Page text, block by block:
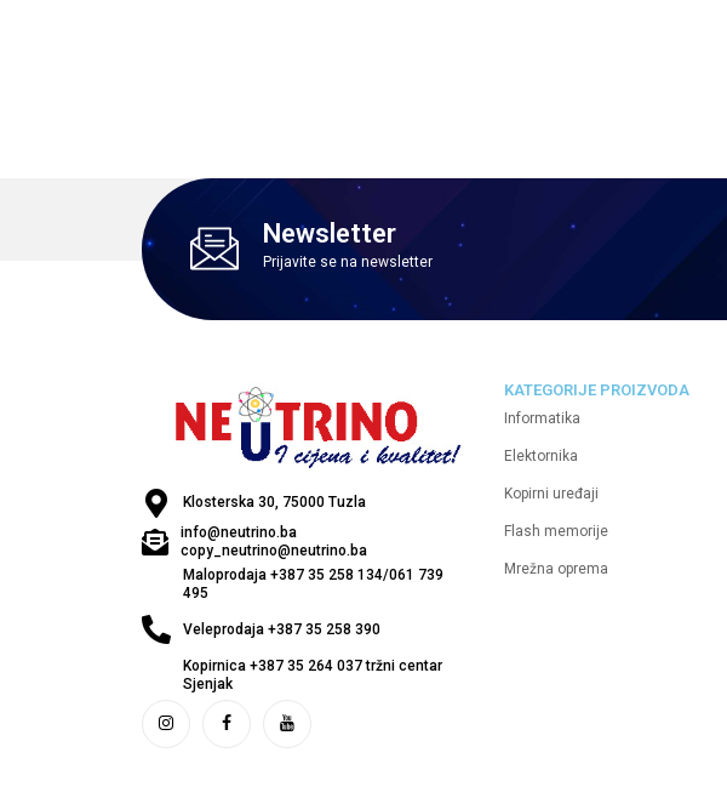
Newsletter
Prijavite se na newsletter
Klosterska 30, 75000 Tuzla
info@neutrino.ba
copy_neutrino@neutrino.ba
Maloprodaja +387 35 258 134/061 739
495
Veleprodaja +387 35 258 390
Kopirnica +387 35 264 037 tržni centar
Sjenjak
KATEGORIJE PROIZVODA
Informatika
Elektornika
Kopirni uređaji
Flash memorije
Mrežna oprema